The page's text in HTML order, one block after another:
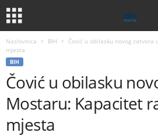
Naslovnica BIH
Čović u obilasku novog
mjesta
BIH
Čović u obilasku
Mostaru: Kapacitet
mjesta